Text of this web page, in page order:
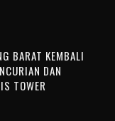
BARAT KEMBALI
DAN
TOWER